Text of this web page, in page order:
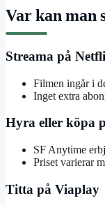
Var kan man
Streama på
Filmen ingår i
Inget extra
Hyra eller köpa
SF Anytime
Priset varierar
Titta på Viaplay